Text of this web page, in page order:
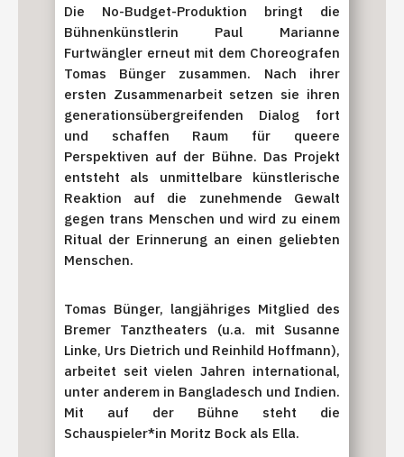
Die No-Budget-Produktion bringt die
Bühnenkünstlerin Paul Marianne
Furtwängler erneut mit dem Choreografen
Tomas Bünger zusammen. Nach ihrer
ersten Zusammenarbeit setzen sie ihren
generationsübergreifenden Dialog fort
und schaffen Raum für queere
Perspektiven auf der Bühne. Das Projekt
entsteht als unmittelbare künstlerische
Reaktion auf die zunehmende Gewalt
gegen trans Menschen und wird zu einem
Ritual der Erinnerung an einen geliebten
Menschen.
Tomas Bünger, langjähriges Mitglied des
Bremer Tanztheaters (u.a. mit Susanne
Linke, Urs Dietrich und Reinhild Hoffmann),
arbeitet seit vielen Jahren international,
unter anderem in Bangladesch und Indien.
Mit auf der Bühne steht die
Schauspieler*in Moritz Bock als Ella.